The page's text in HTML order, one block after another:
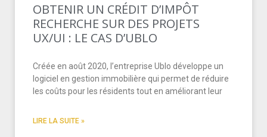
OBTENIR UN CRÉDIT D’IMPÔT
RECHERCHE SUR DES PROJETS
UX/UI : LE CAS D’UBLO
Créée en août 2020, l’entreprise Ublo développe un
logiciel en gestion immobilière qui permet de réduire
les coûts pour les résidents tout en améliorant leur
LIRE LA SUITE »